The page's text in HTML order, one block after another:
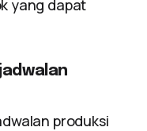
yang dapat
produksi